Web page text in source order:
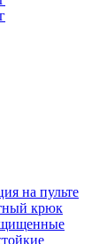
на пульте
крюк